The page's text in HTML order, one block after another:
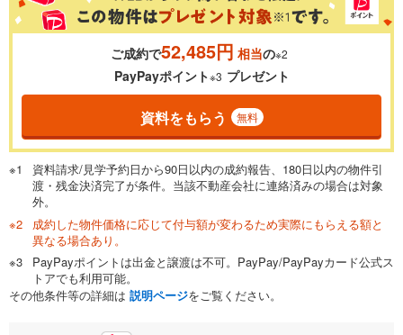
0.01%
一般的には最長35年まで借り入れ可能です。多くの金融機関
が完済時の年齢は80歳までを条件としています。
閉じる
頭金 万円
0万円 3,499万円
自己資金から住宅購入にかけられる金額を入力してくださ
ご成約で52,485円 相当の※2
PayPayポイント※3 プレゼント
資料をもらう 無料
資料請求/見学予約日から90日以内の成約報告、180日以内の物件引
渡・残金決済完了が条件。当該不動産会社に連絡済みの場合は対象
外。
成約した物件価格に応じて付与額が変わるため実際にもらえる額と
異なる場合あり。
PayPayポイントは出金と譲渡は不可。PayPay/PayPayカード公式ス
トアでも利用可能。
その他条件等の詳細は 説明ページをご覧ください。